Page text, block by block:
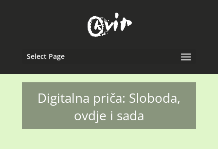
Select Page
Digitalna priča: Sloboda,
ovdje i sada